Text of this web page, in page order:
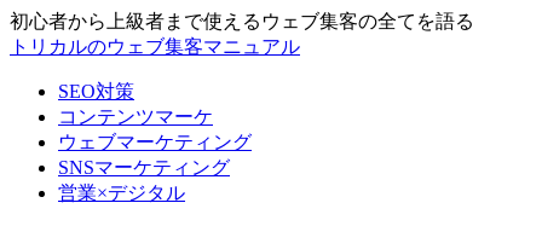
初心者から上級者まで使えるウェブ集客の全てを語る
トリカルのウェブ集客マニュアル
SEO対策
コンテンツマーケ
ウェブマーケティング
SNSマーケティング
営業×デジタル